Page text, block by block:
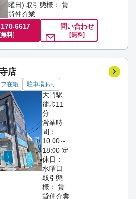
曜日) 取引態様： 賃
貸仲介業
6617
料]
問い合わせ
[無料]
店
在籍 駐車場あり
大門駅
徒歩11
分
営業時
間：
10:00～
18:00 定
休日：
水曜日
取引態
様： 賃
貸仲介業